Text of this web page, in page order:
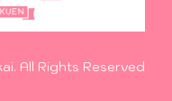
All Rights Reserved